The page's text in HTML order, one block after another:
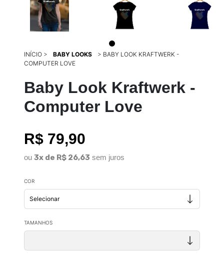
INÍCIO > BABY LOOKS > BABY LOOK KRAFTWERK -
COMPUTER LOVE
Baby Look Kraftwerk -
Computer Love
R$ 79,90
ou 3x de R$ 26,63 sem juros
COR
TAMANHOS